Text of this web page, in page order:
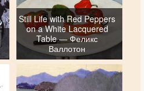
Still Life with Red Peppers
on a White Lacquered
Table — Феликс
Валлотон